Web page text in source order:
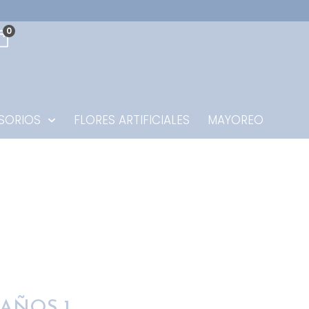
0
FLORES ARTIFICIALES MAYOREO